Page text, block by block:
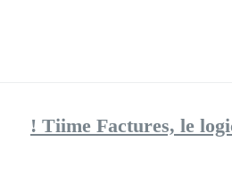
Tiime Factures, le